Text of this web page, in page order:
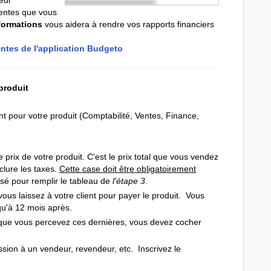
que vous
vous aidera à rendre vos rapports financiers
de l'application Budgeto
pour votre produit (Comptabilité, Ventes, Finance,
prix de votre produit. C'est le prix total que vous vendez
les taxes. Cette case doit être obligatoirement
pour remplir le tableau de l'étape 3
laissez à votre client pour payer le produit. Vous
12 mois après.
vous percevez ces dernières, vous devez cocher
à un vendeur, revendeur, etc. Inscrivez le